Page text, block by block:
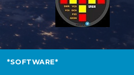
*SOFTWARE*